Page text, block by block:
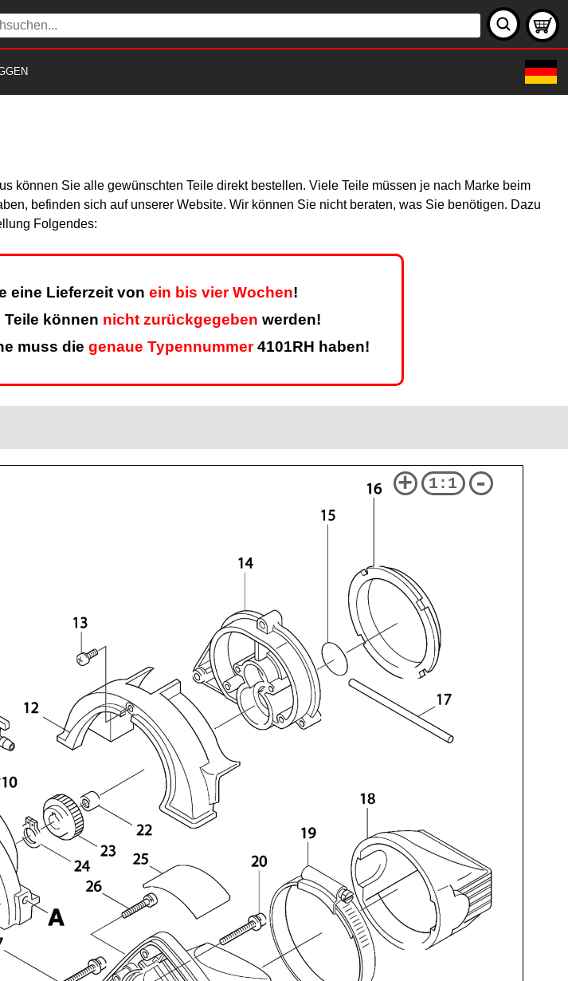
können Sie alle gewünschten Teile direkt bestellen. Viele Teile müssen je nach Marke beim
befinden sich auf unserer Website. Wir können Sie nicht beraten, was Sie benötigen. Dazu
Folgendes:
eine Lieferzeit von ein bis vier Wochen!
Teile können nicht zurückgegeben werden!
muss die genaue Typennummer4101RH haben!
+ 1:1 -